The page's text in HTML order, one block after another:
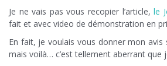
Je ne vais pas vous recopier l’article,le
fait et avec video de démonstration en
En fait, je voulais vous donner mon avis
mais voilà… c’est tellement aberrant que